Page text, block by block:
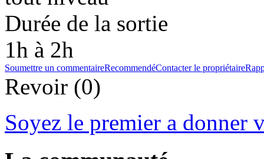
Durée de la sortie
1h à 2h
Soumettre un commentaireRecommendéContacter le propriétaire
Revoir (0)
Soyez le premier a donner